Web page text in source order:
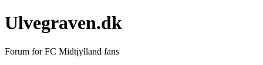
Ulvegraven.dk
Forum for FC Midtjylland fans